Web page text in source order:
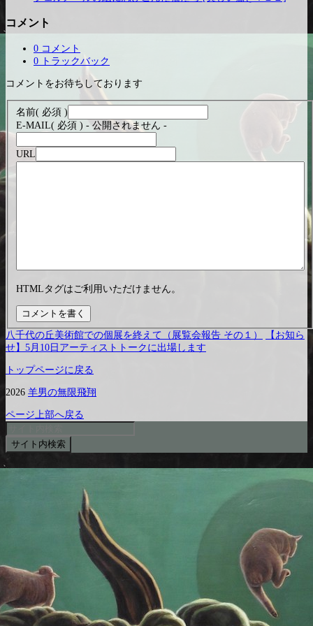
コメント
0 コメント
0 トラックバック
コメントをお待ちしております
名前( 必須 )
E-MAIL( 必須 ) - 公開されません -
URL
HTMLタグはご利用いただけません。
八千代の丘美術館での個展を終えて（展覧会報告 その１）
【お知ら
せ】5月10日アーティストトークに出場します
トップページに戻る
2026 羊男の無限飛翔
ページ上部へ戻る